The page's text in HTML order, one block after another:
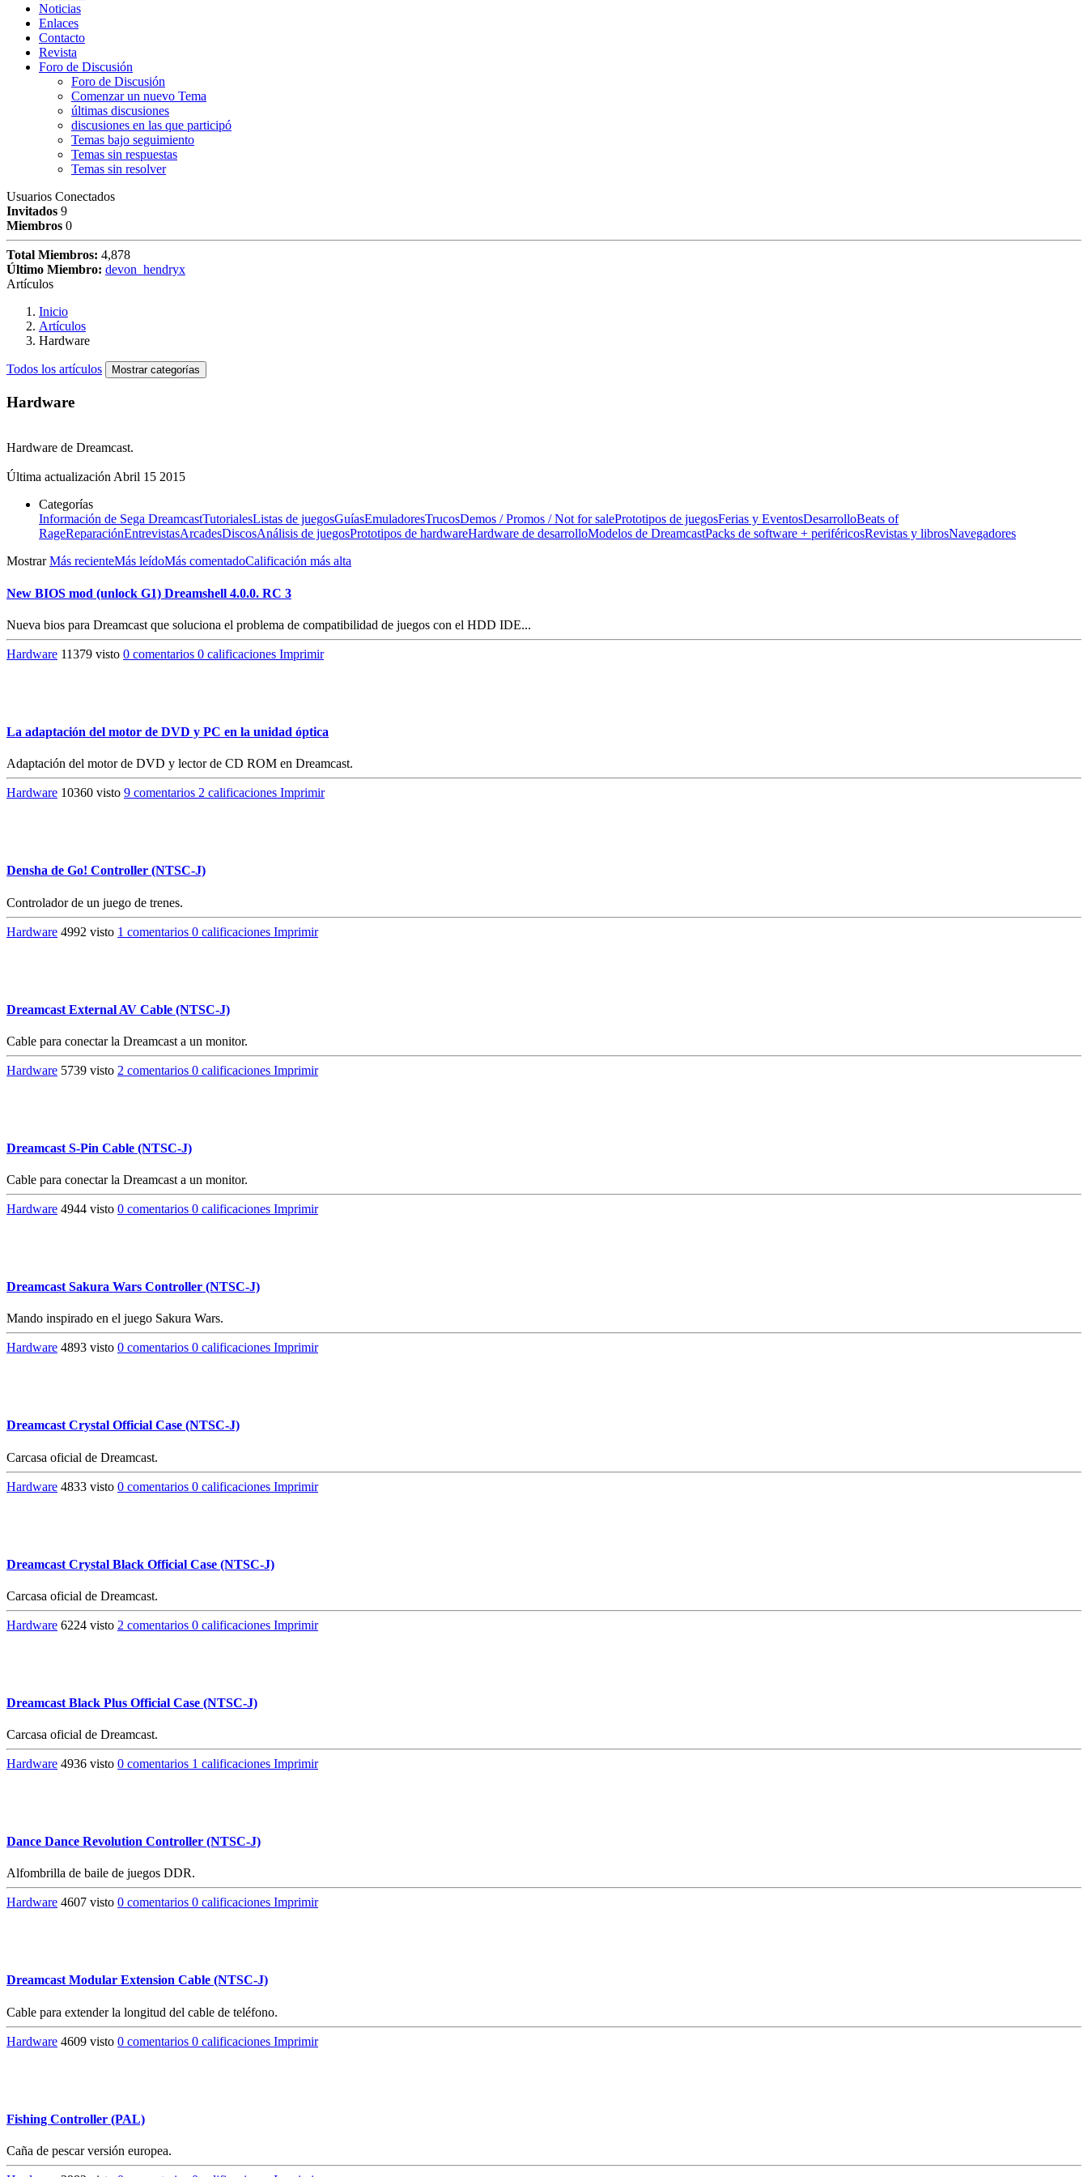
Noticias
Enlaces
Contacto
Revista
Foro de Discusión
Foro de Discusión
Comenzar un nuevo Tema
últimas discusiones
discusiones en las que participó
Temas bajo seguimiento
Temas sin respuestas
Temas sin resolver
Usuarios Conectados
Invitados 9
Miembros 0
Total Miembros: 4,878
Último Miembro: devon_hendryx
Artículos
Inicio
Artículos
Hardware
Todos los artículos Mostrar categorías
Hardware
Hardware de Dreamcast.
Última actualizaciónAbril 15 2015
Categorías
Información de Sega DreamcastTutorialesListas de juegosGuíasEmuladoresTrucosDemos / Promos / Not for salePrototipos de juegosFerias y EventosDesarrolloBeats of
RageReparaciónEntrevistasArcadesDiscosAnálisis de juegosPrototipos de hardwareHardware de desarrolloModelos de DreamcastPacks de software + periféricosRevistas y librosNavegadores
Mostrar Más recienteMás leídoMás comentadoCalificación más alta
New BIOS mod (unlock G1) Dreamshell 4.0.0. RC 3
Nueva bios para Dreamcast que soluciona el problema de compatibilidad de juegos con el HDD IDE...
Hardware 11379 visto 0 comentarios 0 calificaciones Imprimir
La adaptación del motor de DVD y PC en la unidad óptica
Adaptación del motor de DVD y lector de CD ROM en Dreamcast.
Hardware 10360 visto 9 comentarios 2 calificaciones Imprimir
Densha de Go! Controller (NTSC-J)
Controlador de un juego de trenes.
Hardware 4992 visto 1 comentarios 0 calificaciones Imprimir
Dreamcast External AV Cable (NTSC-J)
Cable para conectar la Dreamcast a un monitor.
Hardware 5739 visto 2 comentarios 0 calificaciones Imprimir
Dreamcast S-Pin Cable (NTSC-J)
Cable para conectar la Dreamcast a un monitor.
Hardware 4944 visto 0 comentarios 0 calificaciones Imprimir
Dreamcast Sakura Wars Controller (NTSC-J)
Mando inspirado en el juego Sakura Wars.
Hardware 4893 visto 0 comentarios 0 calificaciones Imprimir
Dreamcast Crystal Official Case (NTSC-J)
Carcasa oficial de Dreamcast.
Hardware 4833 visto 0 comentarios 0 calificaciones Imprimir
Dreamcast Crystal Black Official Case (NTSC-J)
Carcasa oficial de Dreamcast.
Hardware 6224 visto 2 comentarios 0 calificaciones Imprimir
Dreamcast Black Plus Official Case (NTSC-J)
Carcasa oficial de Dreamcast.
Hardware 4936 visto 0 comentarios 1 calificaciones Imprimir
Dance Dance Revolution Controller (NTSC-J)
Alfombrilla de baile de juegos DDR.
Hardware 4607 visto 0 comentarios 0 calificaciones Imprimir
Dreamcast Modular Extension Cable (NTSC-J)
Cable para extender la longitud del cable de teléfono.
Hardware 4609 visto 0 comentarios 0 calificaciones Imprimir
Fishing Controller (PAL)
Caña de pescar versión europea.